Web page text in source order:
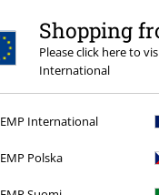
Shopping
Please click here to
International
EMP International
EMP Polska